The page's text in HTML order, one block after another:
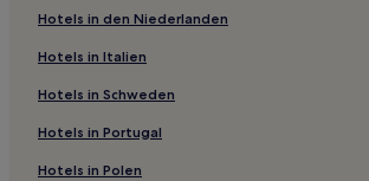
Günstige nahe Tianzifang
Luxus nahe Tianzifang
Haustierfreundliche nahe Tianzifang
Günstige in Jinshan
Business in Jinshan
Hotels in den Niederlanden
Hotels in Italien
Hotels in Schweden
Hotels in Portugal
Hotels in Polen